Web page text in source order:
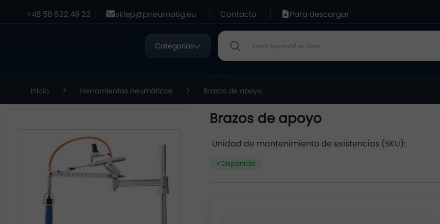
+48 58 622 49 22 sklep@pneumatig.eu
Categorías
Contacto Para descargar
Inicio Herramientas neumáticas Brazos de apoyo
Brazos de apoyo
Unidad de mantenimiento de existencias (SKU):
Disponible